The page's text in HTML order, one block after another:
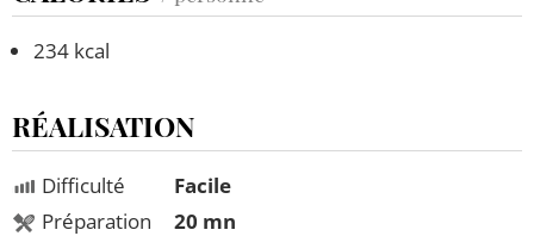
234 kcal
RÉALISATION
Difficulté
Préparation
Facile
20 mn